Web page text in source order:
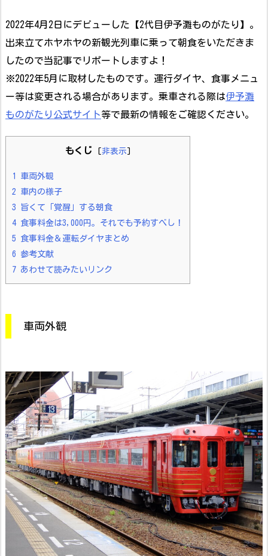
2022年4月2日にデビューした【2代目伊予灘ものがたり】。
出来立てホヤホヤの新観光列車に乗って朝食をいただきま
したので当記事でリポートしますよ！
※2022年5月に取材したものです。運行ダイヤ、食事メニュ
ー等は変更される場合があります。乗車される際は伊予灘
ものがたり公式サイト等で最新の情報をご確認ください。
もくじ [非表示]
1
車両外観
2 車内の様子
3 旨くて「覚醒」する朝食
4食事料金は3,000円。それでも予約すべし！
5 食事料金＆運転ダイヤまとめ
6 参考文献
7 あわせて読みたいリンク
車両外観